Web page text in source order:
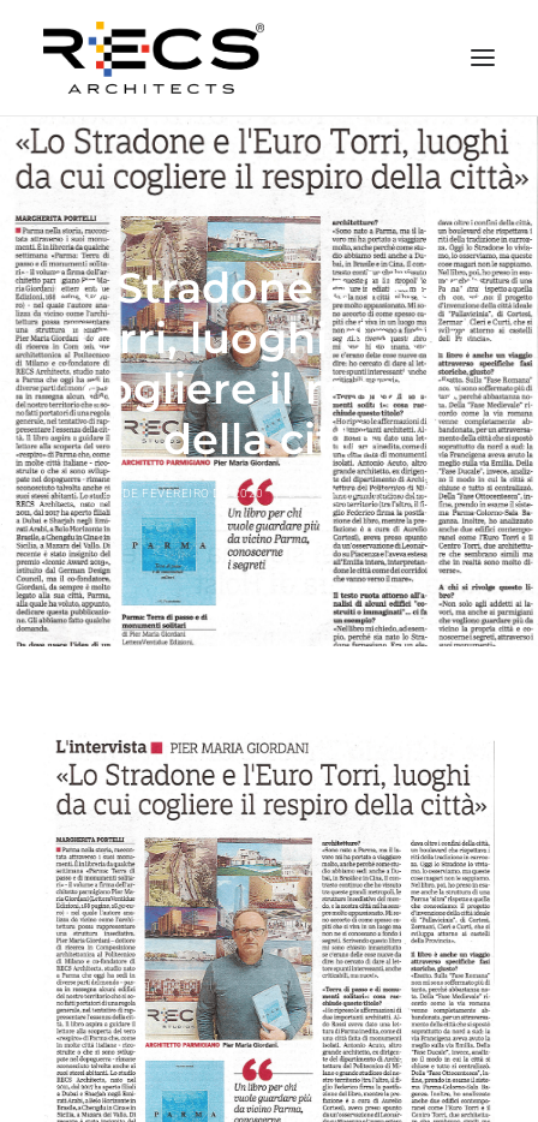
QUEM SOMOS
PORTFOLIO
NEWS
FUNDAÇÃO
CONTATOS
MERCHANDISING
Lo Stradone e l'Euro
Torri, luoghi da cui
cogliere il respiro
della città
26 DE FEVEREIRO DE 2020 COSMIN MESENSCHI